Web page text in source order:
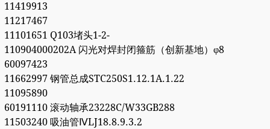
11419913
11217467
11101651 Q103堵头1-2-
110904000202A 闪光对焊封闭箍筋（创新基地）φ8
60097423
11662997 钢管总成STC250S1.12.1A.1.22
11095890
60191110 滚动轴承23228C/W33GB288
11503240 吸油管ⅣLJ18.8.9.3.2